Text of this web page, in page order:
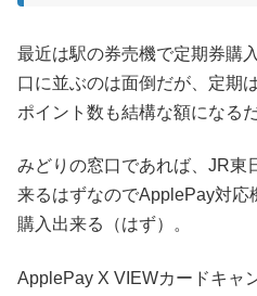
最近は駅の券売機で定期券購
口に並ぶのは面倒だが、定期
ポイント数も結構な額になるだ
みどりの窓口であれば、JR東
来るはずなのでApplePay対応
購入出来る（はず）。
ApplePay X VIEWカードキャ